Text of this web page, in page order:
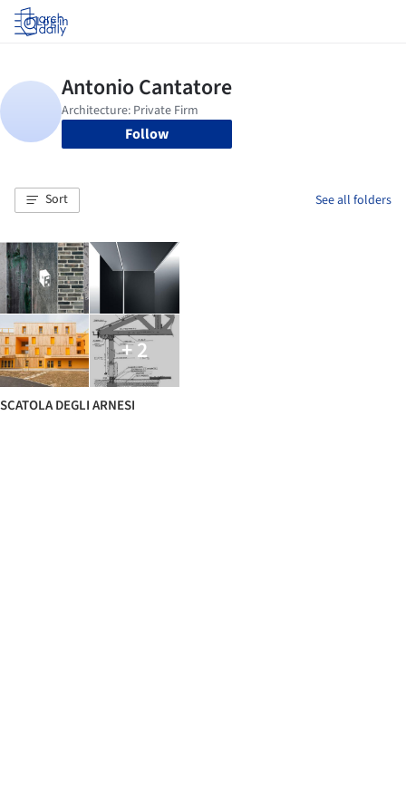
Log in
Follow
Sort See all folders
+ 2
SCATOLA DEGLI ARNESI